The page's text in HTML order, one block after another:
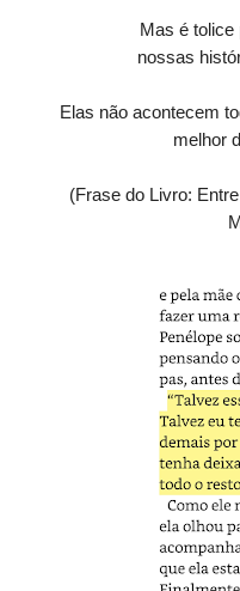
Mas é tolice
nossas
Elas não acontecem
melhor
(Frase do Livro: